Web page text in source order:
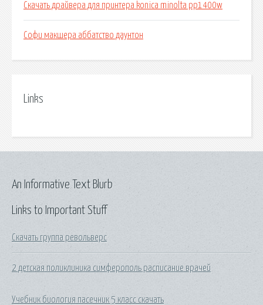
Скачать драйвера для принтера konica minolta pp1400w
Софи макшера аббатство даунтон
Links
Links to Important Stuff
Скачать группа револьверс
2 детская поликлиника симферополь расписание врачей
Учебник биология пасечник 5 класс скачать
An Informative Text Blurb